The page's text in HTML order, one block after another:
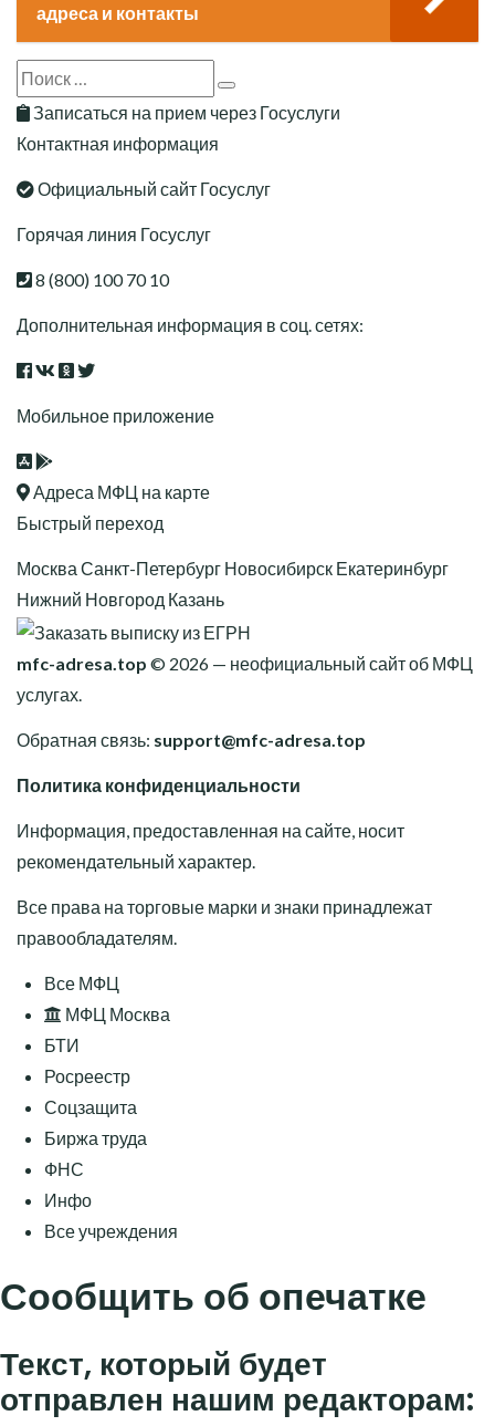
адреса и контакты
Search
for:Записаться на прием через Госуслуги
Контактная информация
Официальный сайт Госуслуг
Горячая линия Госуслуг
8 (800) 100 70 10
Дополнительная информация в соц. сетях:
Мобильное приложение
Адреса МФЦ на карте
Быстрый переход
Москва Санкт-Петербург Новосибирск Екатеринбург
Нижний Новгород Казань
mfc-adresa.top © 2026 — неофициальный сайт об МФЦ
услугах.
Обратная связь: support@mfc-adresa.top
Политика конфиденциальности
Информация, предоставленная на сайте, носит
рекомендательный характер.
Все права на торговые марки и знаки принадлежат
правообладателям.
Все МФЦ
МФЦ Москва
БТИ
Росреестр
Соцзащита
Биржа труда
ФНС
Инфо
Все учреждения
Сообщить об опечатке
Текст, который будет
отправлен нашим редакторам: